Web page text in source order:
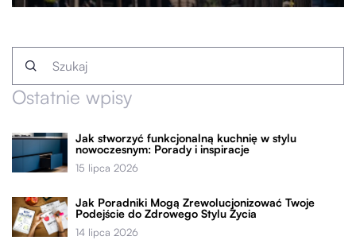
Ostatnie wpisy
Jak stworzyć funkcjonalną kuchnię w stylu
nowoczesnym: Porady i inspiracje
15 lipca 2026
Jak Poradniki Mogą Zrewolucjonizować Twoje
Podejście do Zdrowego Stylu Życia
14 lipca 2026